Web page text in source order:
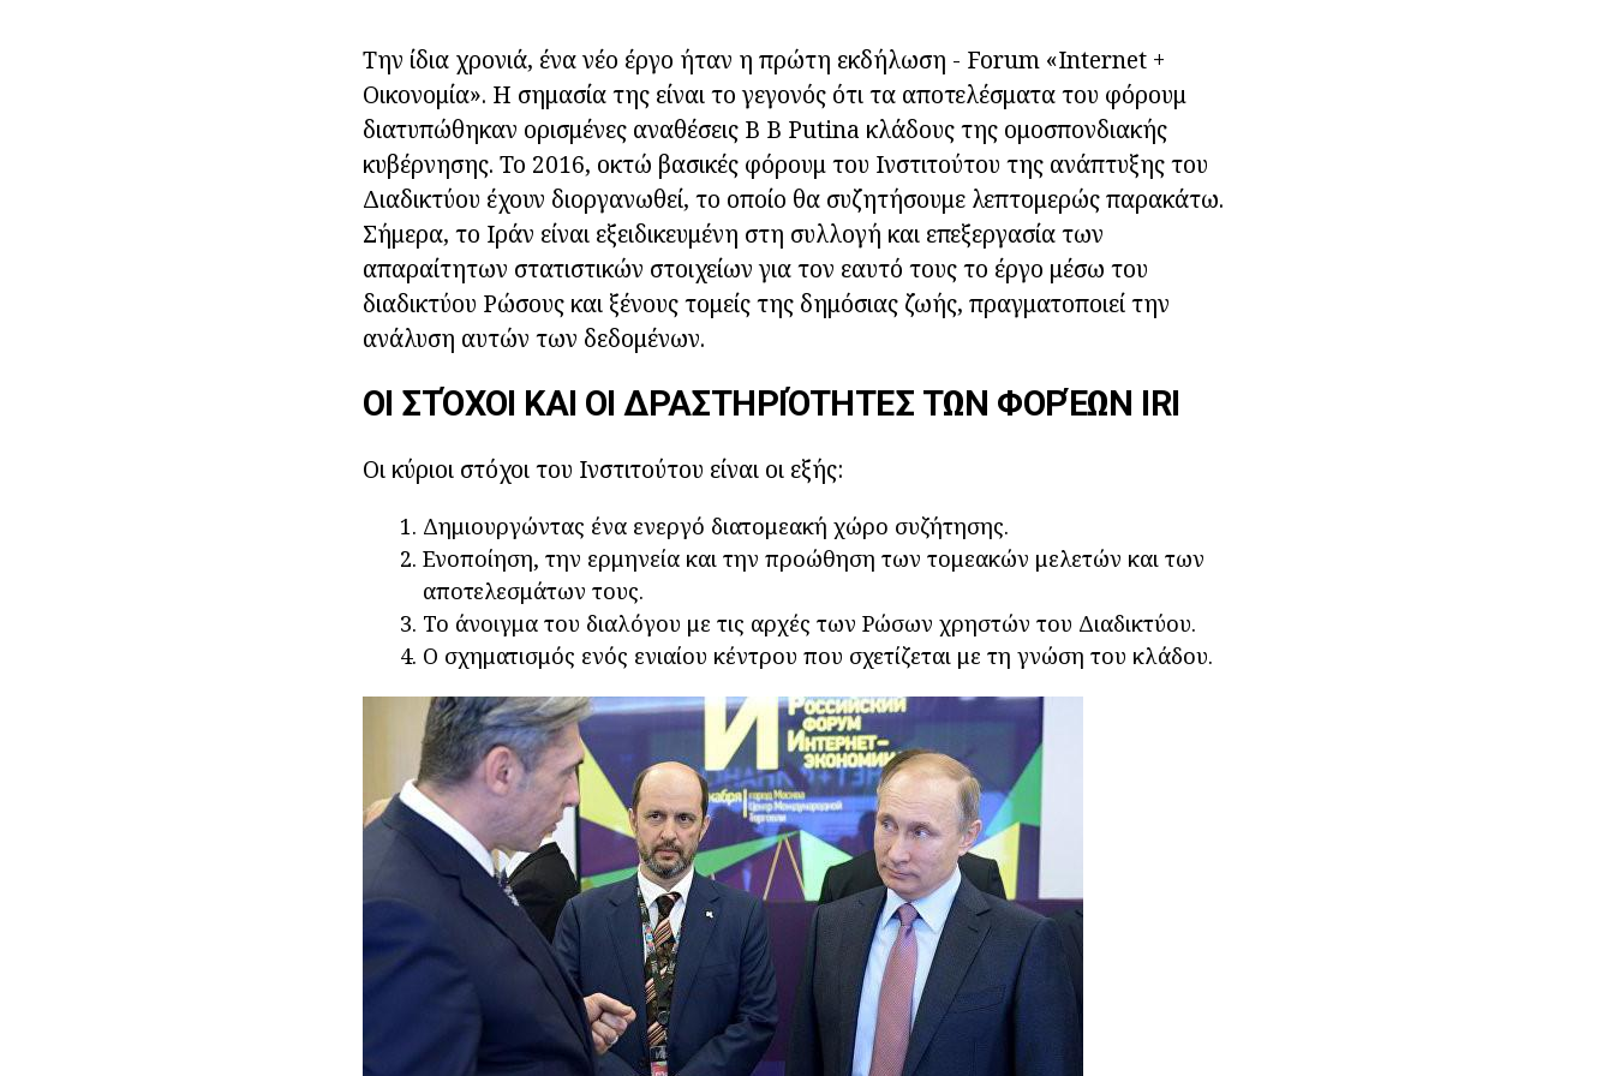
Την ίδια χρονιά, ένα νέο έργο ήταν η πρώτη εκδήλωση - Forum «Internet +
Οικονομία». Η σημασία της είναι το γεγονός ότι τα αποτελέσματα του φόρουμ
διατυπώθηκαν ορισμένες αναθέσεις Β Β Putina κλάδους της ομοσπονδιακής
κυβέρνησης. Το 2016, οκτώ βασικές φόρουμ του Ινστιτούτου της ανάπτυξης του
Διαδικτύου έχουν διοργανωθεί, το οποίο θα συζητήσουμε λεπτομερώς παρακάτω.
Σήμερα, το Ιράν είναι εξειδικευμένη στη συλλογή και επεξεργασία των
απαραίτητων στατιστικών στοιχείων για τον εαυτό τους το έργο μέσω του
διαδικτύου Ρώσους και ξένους τομείς της δημόσιας ζωής, πραγματοποιεί την
ανάλυση αυτών των δεδομένων.
ΟΙ ΣΤΌΧΟΙ ΚΑΙ ΟΙ ΔΡΑΣΤΗΡΙΌΤΗΤΕΣ ΤΩΝ ΦΟΡΈΩΝ IRI
Οι κύριοι στόχοι του Ινστιτούτου είναι οι εξής:
Δημιουργώντας ένα ενεργό διατομεακή χώρο συζήτησης.
Ενοποίηση, την ερμηνεία και την προώθηση των τομεακών μελετών και των
αποτελεσμάτων τους.
Το άνοιγμα του διαλόγου με τις αρχές των Ρώσων χρηστών του Διαδικτύου.
Ο σχηματισμός ενός ενιαίου κέντρου που σχετίζεται με τη γνώση του κλάδου.